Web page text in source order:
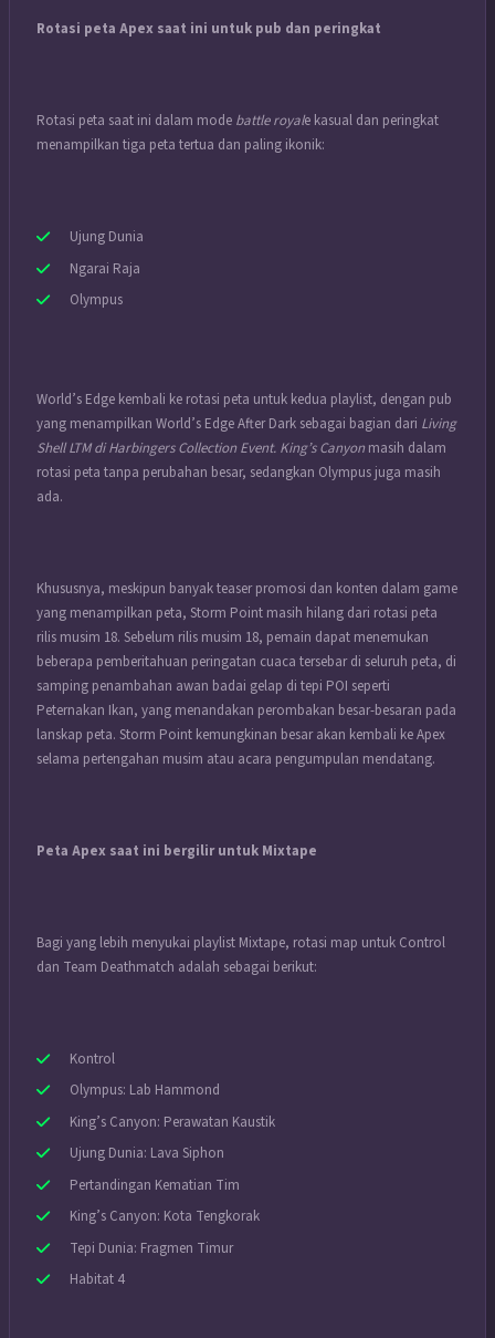
Rotasi peta Apex saat ini untuk pub dan peringkat
Rotasi peta saat ini dalam mode battle royale kasual dan peringkat
menampilkan tiga peta tertua dan paling ikonik:
Ujung Dunia
Ngarai Raja
Olympus
World’s Edge kembali ke rotasi peta untuk kedua playlist, dengan pub
yang menampilkan World’s Edge After Dark sebagai bagian dari Living
Shell LTM di Harbingers Collection Event. King’s Canyon masih dalam
rotasi peta tanpa perubahan besar, sedangkan Olympus juga masih
ada.
Khususnya, meskipun banyak teaser promosi dan konten dalam game
yang menampilkan peta, Storm Point masih hilang dari rotasi peta
rilis musim 18. Sebelum rilis musim 18, pemain dapat menemukan
beberapa pemberitahuan peringatan cuaca tersebar di seluruh peta, di
samping penambahan awan badai gelap di tepi POI seperti
Peternakan Ikan, yang menandakan perombakan besar-besaran pada
lanskap peta. Storm Point kemungkinan besar akan kembali ke Apex
selama pertengahan musim atau acara pengumpulan mendatang.
Peta Apex saat ini bergilir untuk Mixtape
Bagi yang lebih menyukai playlist Mixtape, rotasi map untuk Control
dan Team Deathmatch adalah sebagai berikut:
Kontrol
Olympus: Lab Hammond
King’s Canyon: Perawatan Kaustik
Ujung Dunia: Lava Siphon
Pertandingan Kematian Tim
King’s Canyon: Kota Tengkorak
Tepi Dunia: Fragmen Timur
Habitat 4